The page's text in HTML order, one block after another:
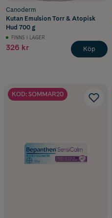
Canoderm
Kutan Emulsion Torr & Atopisk
Hud 700 g
FINNS I LAGER
326 kr Köp
KOD: SOMMAR20